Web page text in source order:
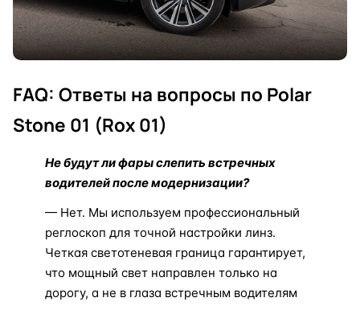
FAQ: Ответы на вопросы по Polar
Stone 01 (Rox 01)
Не будут ли фары слепить встречных
водителей после модернизации?
— Нет. Мы используем профессиональный
реглоскоп для точной настройки линз.
Четкая светотеневая граница гарантирует,
что мощный свет направлен только на
дорогу, а не в глаза встречным водителям